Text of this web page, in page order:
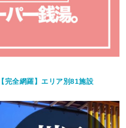
完全網羅】エリア別81施設